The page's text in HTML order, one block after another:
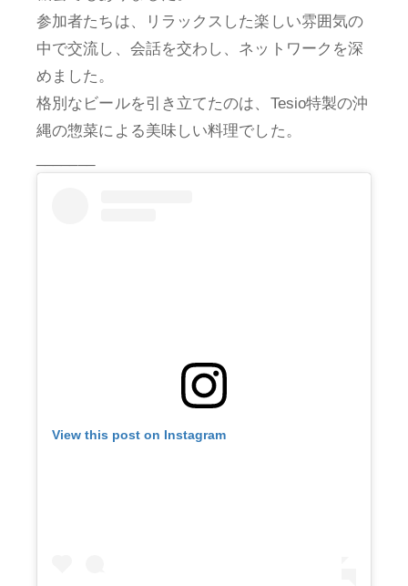
参加者たちは、リラックスした楽しい雰囲気の
中で交流し、会話を交わし、ネットワークを深
めました。
格別なビールを引き立てたのは、Tesio特製の沖
縄の惣菜による美味しい料理でした。
View this post on Instagram